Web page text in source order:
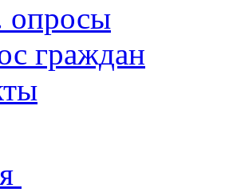
опросы
граждан